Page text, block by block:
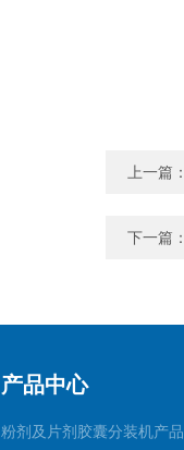
上一篇
下一篇
产品中心
粉剂及片剂胶囊分装机产